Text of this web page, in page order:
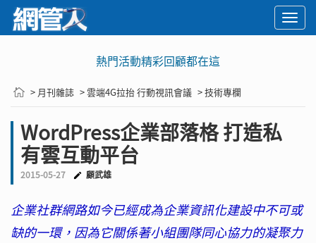
熱門活動精彩回顧都在這
> 月刊雜誌 > 雲端4G拉抬 行動視訊會議 > 技術專欄
WordPress企業部落格 打造私
有雲互動平台
2015-05-27 顧武雄
企業社群網路如今已經成為企業資訊化建設中不可或
缺的一環，因為它關係著小組團隊同心協力的凝聚力